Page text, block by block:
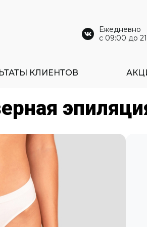
Ежедневно
с 09:00 до
КЛИЕНТОВ